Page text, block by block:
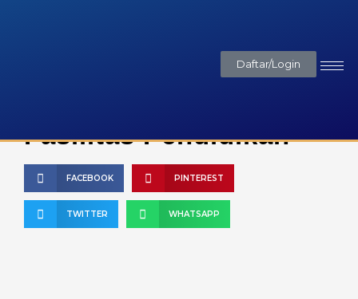
Daftar/Login
Fasilitas Pendidikan
FACEBOOK PINTEREST
TWITTER WHATSAPP